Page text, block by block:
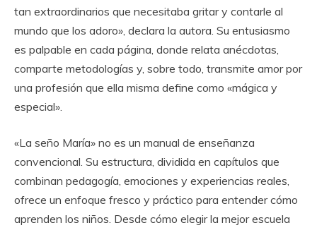
tan extraordinarios que necesitaba gritar y contarle al
mundo que los adoro», declara la autora. Su entusiasmo
es palpable en cada página, donde relata anécdotas,
comparte metodologías y, sobre todo, transmite amor por
una profesión que ella misma define como «mágica y
especial».
«La seño María» no es un manual de enseñanza
convencional. Su estructura, dividida en capítulos que
combinan pedagogía, emociones y experiencias reales,
ofrece un enfoque fresco y práctico para entender cómo
aprenden los niños. Desde cómo elegir la mejor escuela